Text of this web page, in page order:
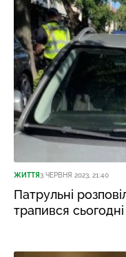
ЖИТТЯ3 ЧЕРВНЯ 2023, 21:40
Патрульні
трапився